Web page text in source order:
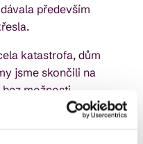
především
katastrofa, dům
jsme skončili na
možnosti
anebo z